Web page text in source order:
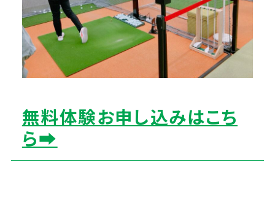
無料体験お申し込みはこち
ら➡